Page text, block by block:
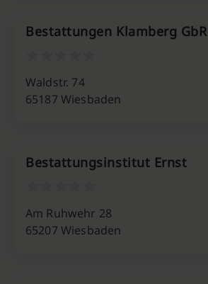
Bestattungen Klamberg GbR
Waldstr. 74
65187 Wiesbaden
Bestattungsinstitut Ernst
Am Ruhwehr 28
65207 Wiesbaden